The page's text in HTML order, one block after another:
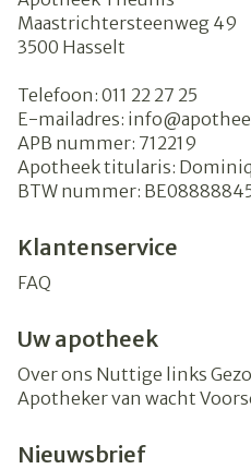
Maastrichtersteenweg 49
3500 Hasselt
Telefoon: 011 22 27 25
E-mailadres: info@
APB nummer: 712219
Apotheek titularis:
BTW nummer:
Klantenservice
FAQ
Uw apotheek
Over ons Nuttige links
Apotheker van wacht
Nieuwsbrief